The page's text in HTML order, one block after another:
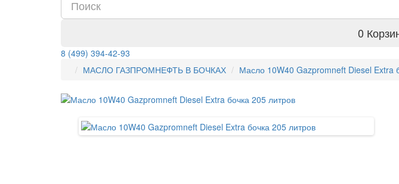
0
8 (499) 394-42-93
МАСЛО ГАЗПРОМНЕФТЬ В БОЧКАХ
Масло 10W40 Gazpromneft Diesel Extra